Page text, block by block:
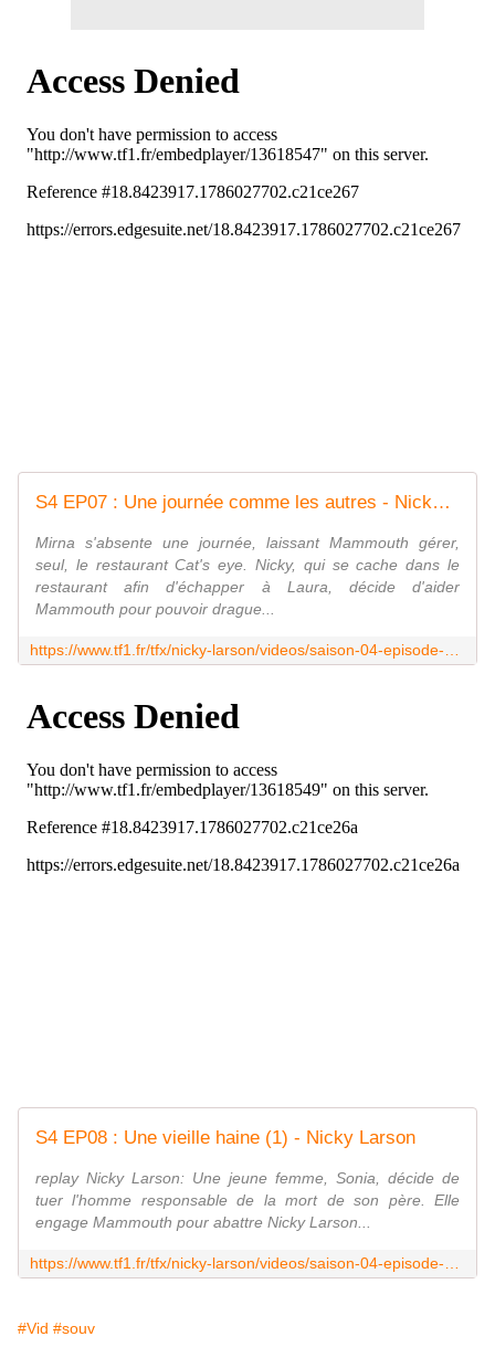
S4 EP07 : Une journée comme les autres - Nicky Larson
Mirna s'absente une journée, laissant Mammouth gérer,
seul, le restaurant Cat's eye. Nicky, qui se cache dans le
restaurant afin d'échapper à Laura, décide d'aider
Mammouth pour pouvoir drague...
S4 EP08 : Une vieille haine (1) - Nicky Larson
replay Nicky Larson: Une jeune femme, Sonia, décide de
tuer l'homme responsable de la mort de son père. Elle
engage Mammouth pour abattre Nicky Larson...
#Vid #souv